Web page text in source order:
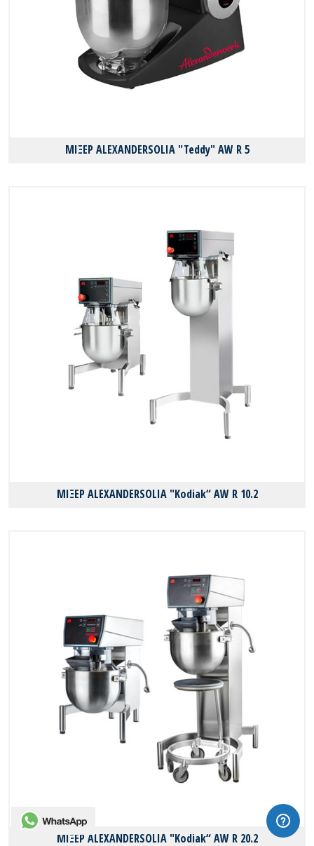
ΜΙΞΕΡ ALEXANDERSOLIA "Teddy" AW R 5
ΜΙΞΕΡ ALEXANDERSOLIA "Kodiak“ AW R 10.2
ΜΙΞΕΡ ALEXANDERSOLIA "Kodiak“ AW R 20.2
WhatsApp